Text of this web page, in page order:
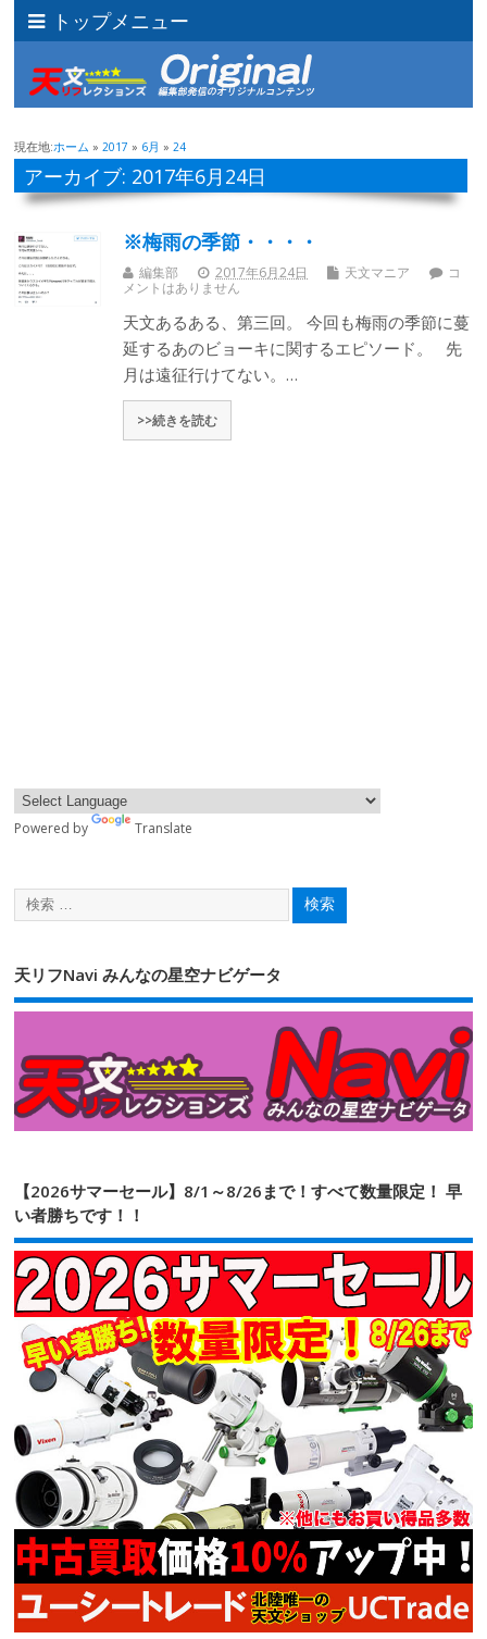
トップメニュー
現在地:ホーム »2017 » 6月 »24
アーカイブ: 2017年6月24日
※梅雨の季節・・・・
編集部 2017年6月24日 天文マニア
コ
メントはありません
天文あるある、第三回。 今回も梅雨の季節に蔓
延するあのビョーキに関するエピソード。 先
月は遠征行けてない。…
>>続きを読む
Powered by Translate
天リフNavi みんなの星空ナビゲータ
【2026サマーセール】8/1～8/26まで！すべて数量限定！ 早
い者勝ちです！！